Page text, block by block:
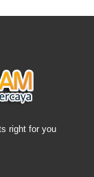
right for you